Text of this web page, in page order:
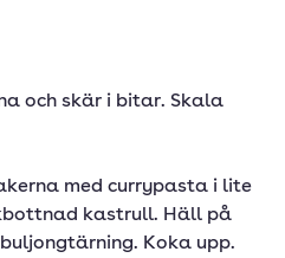
och skär i bitar. Skala
med currypasta i lite
kastrull. Häll på
Koka upp.